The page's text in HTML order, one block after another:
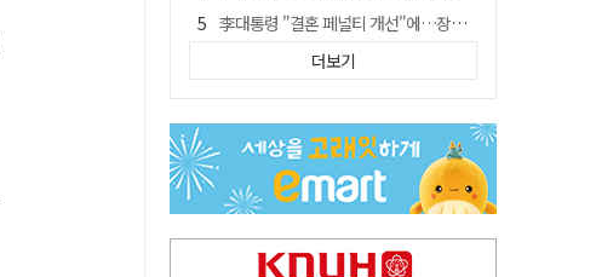
李대통령 "결혼 페널티 개선"에…장동혁 "그 페널티 만든 게 이 정권"
경북 칠곡시니어클럽 커피앤솝 사업단…자개소품 만들기 문화체험 운영
신축 줄고 리모델링 뜨자…건설업계, 로봇·모듈러로 방향 튼다
"아버지 외출한 사이"…흉기로 40대母 살해한 고교 자퇴생, 구속 기로에
황희가 띄운 '버스 하우스'…민주당 "실현 거의 불가능, 해프닝으로 봐달라"
더보기